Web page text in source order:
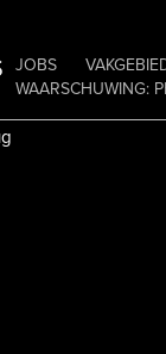
JOBS
WAARSCHUWING: